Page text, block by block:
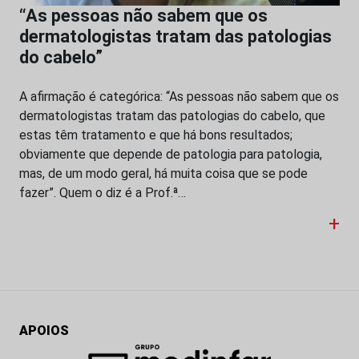
“As pessoas não sabem que os
dermatologistas tratam das patologias
do cabelo”
A afirmação é categórica: “As pessoas não sabem que os
dermatologistas tratam das patologias do cabelo, que
estas têm tratamento e que há bons resultados;
obviamente que depende de patologia para patologia,
mas, de um modo geral, há muita coisa que se pode
fazer”. Quem o diz é a Prof.ª…
+
APOIOS